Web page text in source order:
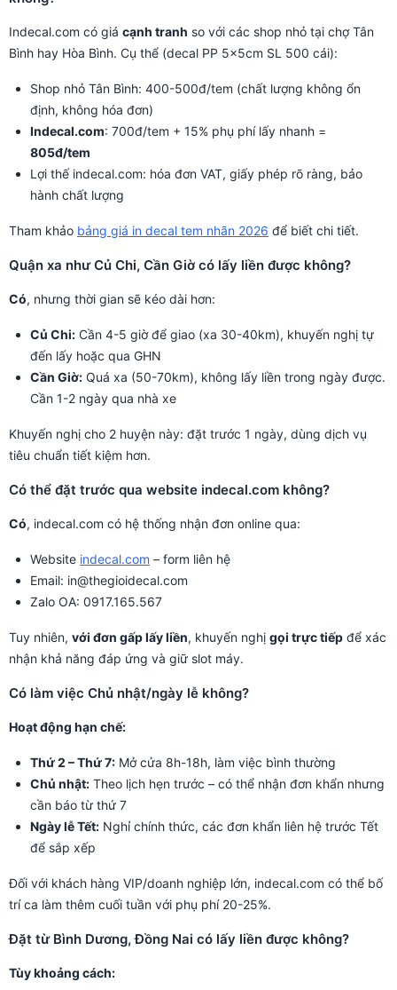
Indecal.com có giá cạnh tranh so với các shop nhỏ tại chợ Tân
Bình hay Hòa Bình. Cụ thể (decal PP 5x5cm SL 500 cái):
Shop nhỏ Tân Bình: 400-500đ/tem (chất lượng không ổn
định, không hóa đơn)
Indecal.com: 700đ/tem + 15% phụ phí lấy nhanh =
805đ/tem
Lợi thế indecal.com: hóa đơn VAT, giấy phép rõ ràng, bảo
hành chất lượng
Tham khảo bảng giá in decal tem nhãn 2026 để biết chi tiết.
Quận xa như Củ Chi, Cần Giờ có lấy liền được không?
Có, nhưng thời gian sẽ kéo dài hơn:
Củ Chi: Cần 4-5 giờ để giao (xa 30-40km), khuyến nghị tự
đến lấy hoặc qua GHN
Cần Giờ: Quá xa (50-70km), không lấy liền trong ngày được.
Cần 1-2 ngày qua nhà xe
Khuyến nghị cho 2 huyện này: đặt trước 1 ngày, dùng dịch vụ
tiêu chuẩn tiết kiệm hơn.
Có thể đặt trước qua website indecal.com không?
Có, indecal.com có hệ thống nhận đơn online qua:
Website indecal.com – form liên hệ
Email: in@thegioidecal.com
Zalo OA: 0917.165.567
Tuy nhiên, với đơn gấp lấy liền, khuyến nghị gọi trực tiếp để xác
nhận khả năng đáp ứng và giữ slot máy.
Có làm việc Chủ nhật/ngày lễ không?
Hoạt động hạn chế:
Thứ 2 – Thứ 7: Mở cửa 8h-18h, làm việc bình thường
Chủ nhật: Theo lịch hẹn trước – có thể nhận đơn khẩn nhưng
cần báo từ thứ 7
Ngày lễ Tết: Nghỉ chính thức, các đơn khẩn liên hệ trước Tết
để sắp xếp
Đối với khách hàng VIP/doanh nghiệp lớn, indecal.com có thể bố
trí ca làm thêm cuối tuần với phụ phí 20-25%.
Đặt từ Bình Dương, Đồng Nai có lấy liền được không?
Tùy khoảng cách: